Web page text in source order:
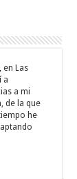
en Las
a
a mi
de la que
he